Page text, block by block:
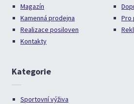
Magazín
Kamenná prodejna
Realizace posiloven
Kontakty
Pro
Kategorie
Sportovní výživa